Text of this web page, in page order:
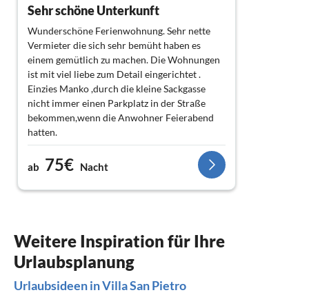
Sehr schöne Unterkunft
Wunderschöne Ferienwohnung. Sehr nette
Vermieter die sich sehr bemüht haben es
einem gemütlich zu machen. Die Wohnungen
ist mit viel liebe zum Detail eingerichtet .
Einzies Manko ,durch die kleine Sackgasse
nicht immer einen Parkplatz in der Straße
bekommen,wenn die Anwohner Feierabend
hatten.
Aber ansonsten sehr zu empfehlen und wir
werden bestimmt auch nochmal
ab 75€ Nacht
Weitere Inspiration für Ihre
Urlaubsplanung
Urlaubsideen in Villa San Pietro